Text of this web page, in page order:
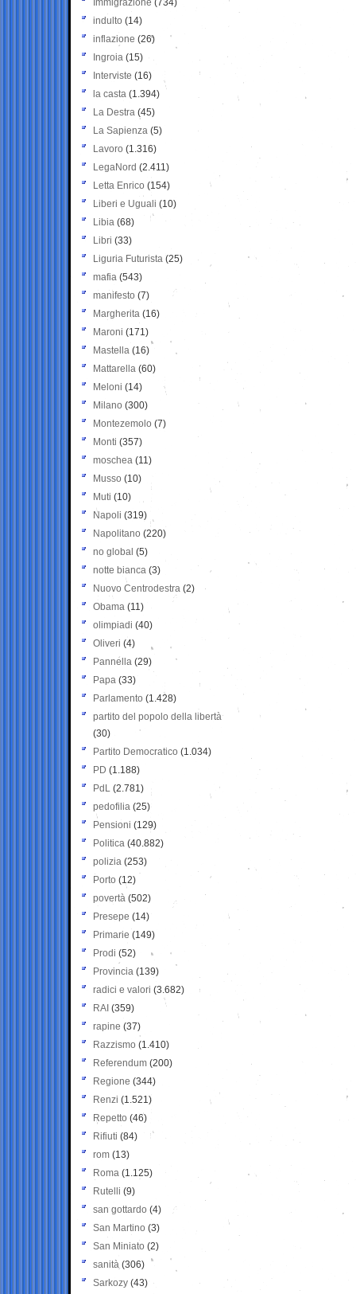
Immigrazione (734)
indulto (14)
inflazione (26)
Ingroia (15)
Interviste (16)
la casta (1.394)
La Destra (45)
La Sapienza (5)
Lavoro (1.316)
LegaNord (2.411)
Letta Enrico (154)
Liberi e Uguali (10)
Libia (68)
Libri (33)
Liguria Futurista (25)
mafia (543)
manifesto (7)
Margherita (16)
Maroni (171)
Mastella (16)
Mattarella (60)
Meloni (14)
Milano (300)
Montezemolo (7)
Monti (357)
moschea (11)
Musso (10)
Muti (10)
Napoli (319)
Napolitano (220)
no global (5)
notte bianca (3)
Nuovo Centrodestra (2)
Obama (11)
olimpiadi (40)
Oliveri (4)
Pannella (29)
Papa (33)
Parlamento (1.428)
partito del popolo della libertà
(30)
Partito Democratico (1.034)
PD (1.188)
PdL (2.781)
pedofilia (25)
Pensioni (129)
Politica (40.882)
polizia (253)
Porto (12)
povertà (502)
Presepe (14)
Primarie (149)
Prodi (52)
Provincia (139)
radici e valori (3.682)
RAI (359)
rapine (37)
Razzismo (1.410)
Referendum (200)
Regione (344)
Renzi (1.521)
Repetto (46)
Rifiuti (84)
rom (13)
Roma (1.125)
Rutelli (9)
san gottardo (4)
San Martino (3)
San Miniato (2)
sanità (306)
Sarkozy (43)